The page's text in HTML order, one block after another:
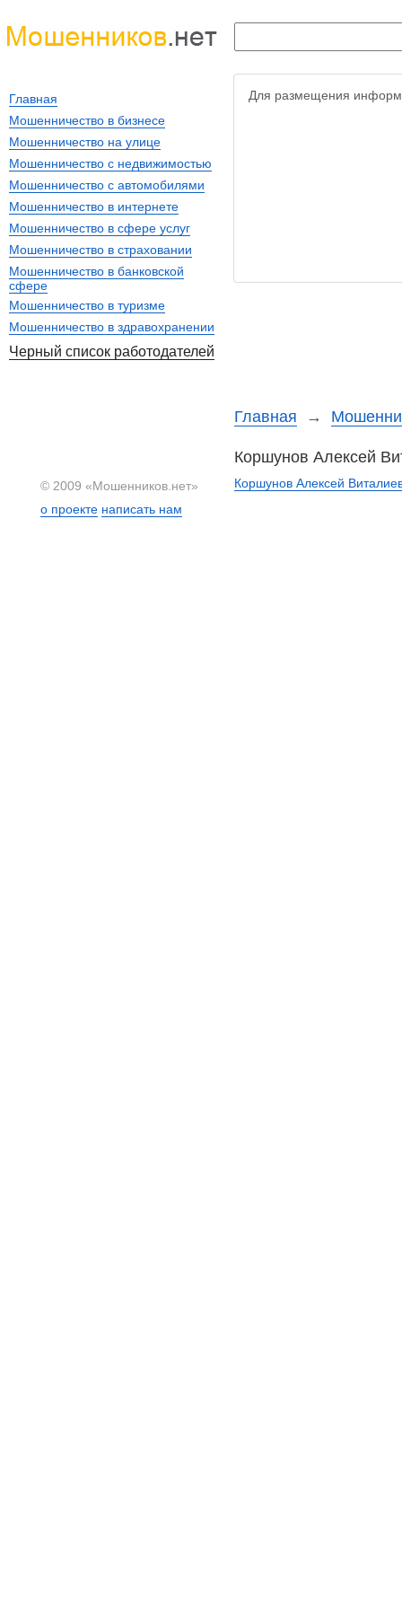
Для размещения
Главная →
Коршунов Алексей
Коршунов Алексей
Главная
Мошенничество в бизнесе
Мошенничество на улице
Мошенничество с недвижимостью
Мошенничество с автомобилями
Мошенничество в интернете
Мошенничество в сфере услуг
Мошенничество в страховании
Мошенничество в банковской
сфере
Мошенничество в туризме
Мошенничество в здравохранении
Черный список работодателей
© 2009 «Мошенников.нет»
о проекте написать нам